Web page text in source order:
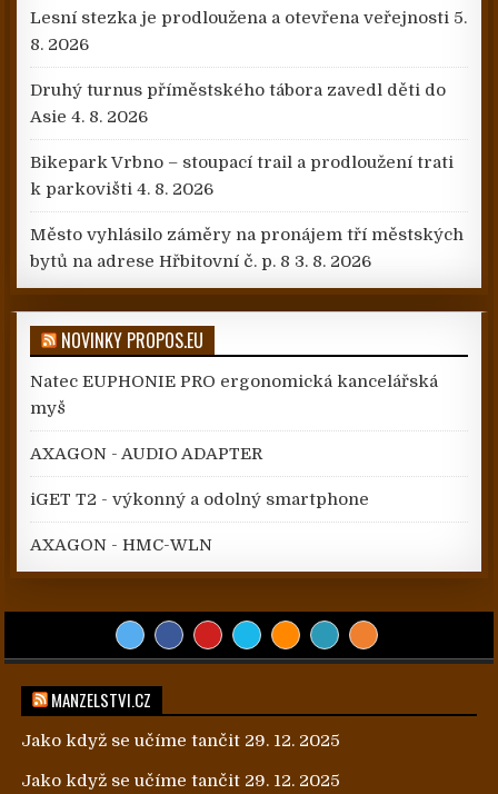
Lesní stezka je prodloužena a otevřena veřejnosti 5.
8. 2026
Druhý turnus příměstského tábora zavedl děti do
Asie 4. 8. 2026
Bikepark Vrbno – stoupací trail a prodloužení trati
k parkovišti 4. 8. 2026
Město vyhlásilo záměry na pronájem tří městských
bytů na adrese Hřbitovní č. p. 8 3. 8. 2026
NOVINKY PROPOS.EU
Natec EUPHONIE PRO ergonomická kancelářská
myš
AXAGON - AUDIO ADAPTER
iGET T2 - výkonný a odolný smartphone
AXAGON - HMC-WLN
MANZELSTVI.CZ
Jako když se učíme tančit 29. 12. 2025
Jako když se učíme tančit 29. 12. 2025